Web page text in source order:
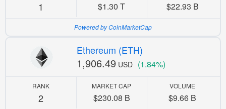
1 $1.30 T $22.93 B
Powered by CoinMarketCap
Ethereum (ETH)
1,906.49 USD (1.84%)
RANK
2
MARKET CAP
$230.08 B
VOLUME
$9.66 B